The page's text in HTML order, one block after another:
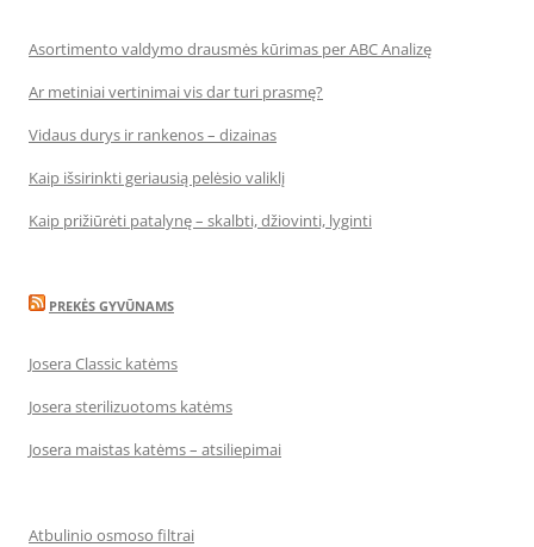
Asortimento valdymo drausmės kūrimas per ABC Analizę
Ar metiniai vertinimai vis dar turi prasmę?
Vidaus durys ir rankenos – dizainas
Kaip išsirinkti geriausią pelėsio valiklį
Kaip prižiūrėti patalynę – skalbti, džiovinti, lyginti
PREKĖS GYVŪNAMS
Josera Classic katėms
Josera sterilizuotoms katėms
Josera maistas katėms – atsiliepimai
Atbulinio osmoso filtrai